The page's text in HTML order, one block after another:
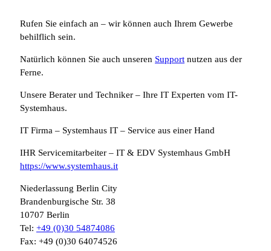
Rufen Sie einfach an – wir können auch Ihrem Gewerbe
behilflich sein.
Natürlich können Sie auch unseren Support nutzen aus der
Ferne.
Unsere Berater und Techniker – Ihre IT Experten vom IT-
Systemhaus.
IT Firma – Systemhaus IT – Service aus einer Hand
IHR Servicemitarbeiter – IT & EDV Systemhaus GmbH
https://www.systemhaus.it
Niederlassung Berlin City
Brandenburgische Str. 38
10707 Berlin
Tel: +49 (0)30 54874086
Fax: +49 (0)30 64074526